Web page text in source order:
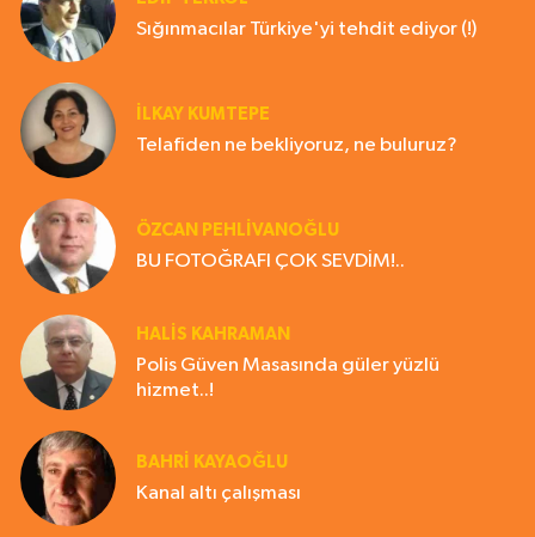
Sığınmacılar Türkiye'yi tehdit ediyor (!)
İLKAY KUMTEPE
Telafiden ne bekliyoruz, ne buluruz?
ÖZCAN PEHLİVANOĞLU
BU FOTOĞRAFI ÇOK SEVDİM!..
HALIS KAHRAMAN
Polis Güven Masasında güler yüzlü
hizmet..!
BAHRI KAYAOĞLU
Kanal altı çalışması